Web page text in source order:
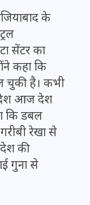
के
सेंटर का
कहा कि
चुकी है। कभी
आज देश
कि डबल
रेखा से
की
गुना से